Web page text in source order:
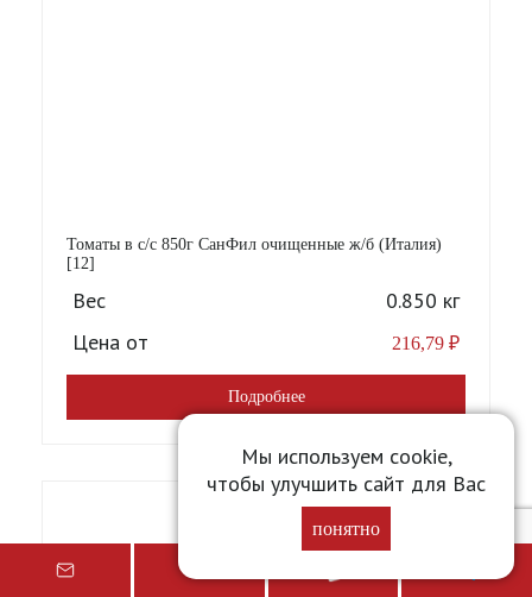
Томаты в с/с 850г СанФил очищенные ж/б (Италия)
[12]
Вес
0.850 кг
Цена от
216,79 ₽
Подробнее
Мы используем cookie,
чтобы улучшить сайт для Вас
понятно